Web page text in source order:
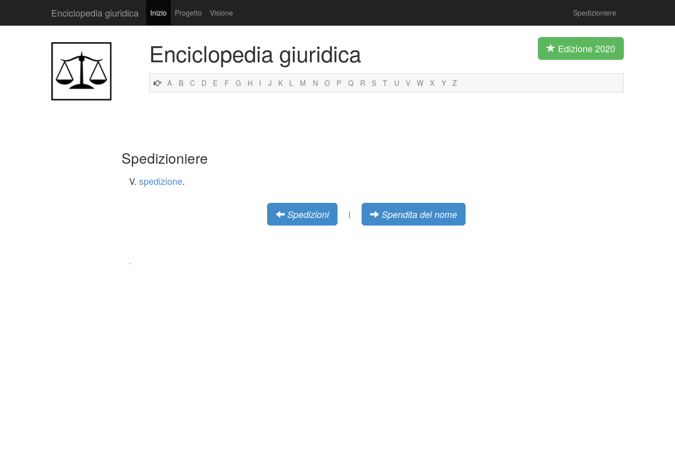
Enciclopedia giuridica Inizio Progetto Visione Spedizioniere
Enciclopedia giuridica Edizione 2020
A B C D E F G H I J K L M N O P Q R S T U V W X Y Z
Spedizioniere
V. spedizione.
Spedizioni | Spendita del nome
.